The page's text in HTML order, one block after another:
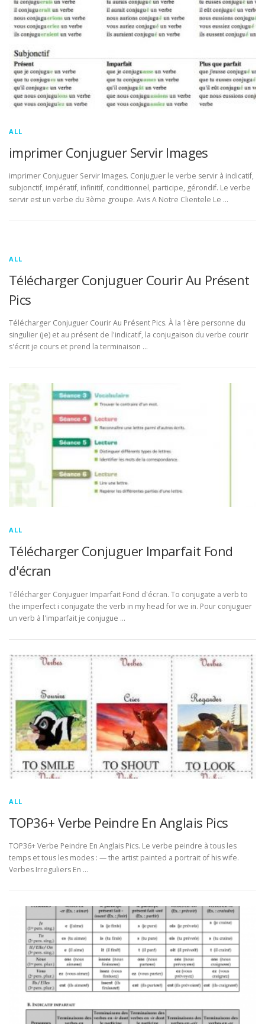
ALL
imprimer Conjuguer Servir Images
imprimer Conjuguer Servir Images. Conjuguer le verbe servir à indicatif,
subjonctif, impératif, infinitif, conditionnel, participe, gérondif. Le verbe
servir est un verbe du 3ème groupe. Avis A Notre Clientele Le …
ALL
Télécharger Conjuguer Courir Au Présent
Pics
Télécharger Conjuguer Courir Au Présent Pics. À la 1ère personne du
singulier (je) et au présent de l'indicatif, la conjugaison du verbe courir
s'écrit je cours et prend la terminaison …
ALL
Télécharger Conjuguer Imparfait Fond
d'écran
Télécharger Conjuguer Imparfait Fond d'écran. To conjugate a verb to
the imperfect i conjugate the verb in my head for we in. Pour conjuguer
un verb à l'imparfait je conjugue …
ALL
TOP36+ Verbe Peindre En Anglais Pics
TOP36+ Verbe Peindre En Anglais Pics. Le verbe peindre à tous les
temps et tous les modes : — the artist painted a portrait of his wife.
Verbes Irreguliers En …